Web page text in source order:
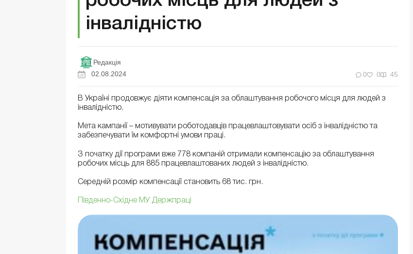
інвалідністю
Редакція
02.08.2024
0 0 45
В Україні продовжує діяти компенсація за облаштування робочого місця для людей з
інвалідністю.
Мета кампанії – мотивувати роботодавців працевлаштовувати осіб з інвалідністю та
забезпечувати їм комфортні умови праці.
З початку дії програми вже 778 компаній отримали компенсацію за облаштування
робочих місць для 885 працевлаштованих людей з інвалідністю.
Середній розмір компенсації становить 68 тис. грн.
Південно-Східне МУ Держпраці